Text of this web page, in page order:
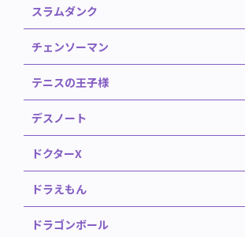
スラムダンク
チェンソーマン
テニスの王子様
デスノート
ドクターX
ドラえもん
ドラゴンボール